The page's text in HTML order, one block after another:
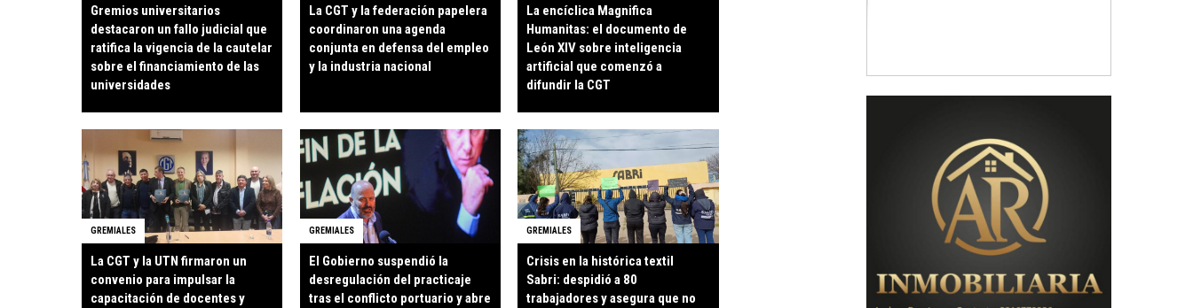
Gremios universitarios
destacaron un fallo judicial que
ratifica la vigencia de la cautelar
sobre el financiamiento de las
universidades
La CGT y la federación papelera
coordinaron una agenda
conjunta en defensa del empleo
y la industria nacional
La encíclica Magnifica
Humanitas: el documento de
León XIV sobre inteligencia
artificial que comenzó a
difundir la CGT
GREMIALES
La CGT y la UTN firmaron un
convenio para impulsar la
capacitación de docentes y
GREMIALES
El Gobierno suspendió la
desregulación del practicaje
tras el conflicto portuario y abre
GREMIALES
Crisis en la histórica textil
Sabri: despidió a 80
trabajadores y asegura que no